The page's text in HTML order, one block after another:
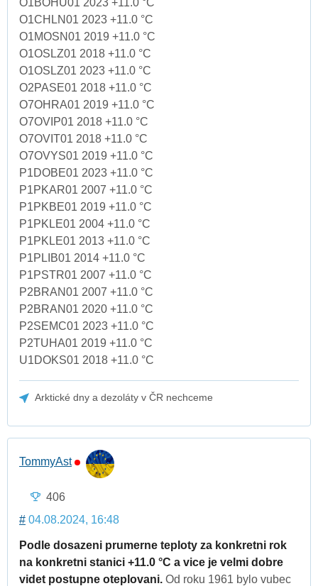
O1BOHU01 2023 +11.0 °C
O1CHLN01 2023 +11.0 °C
O1MOSN01 2019 +11.0 °C
O1OSLZ01 2018 +11.0 °C
O1OSLZ01 2023 +11.0 °C
O2PASE01 2018 +11.0 °C
O7OHRA01 2019 +11.0 °C
O7OVIP01 2018 +11.0 °C
O7OVIT01 2018 +11.0 °C
O7OVYS01 2019 +11.0 °C
P1DOBE01 2023 +11.0 °C
P1PKAR01 2007 +11.0 °C
P1PKBE01 2019 +11.0 °C
P1PKLE01 2004 +11.0 °C
P1PKLE01 2013 +11.0 °C
P1PLIB01 2014 +11.0 °C
P1PSTR01 2007 +11.0 °C
P2BRAN01 2007 +11.0 °C
P2BRAN01 2020 +11.0 °C
P2SEMC01 2023 +11.0 °C
P2TUHA01 2019 +11.0 °C
U1DOKS01 2018 +11.0 °C
Arktické dny a dezoláty v ČR nechceme
TommyAst
406
# 04.08.2024, 16:48
Podle dosazeni prumerne teploty za konkretni rok
na konkretni stanici +11.0 °C a vice je velmi dobre
videt postupne oteplovani. Od roku 1961 bylo vubec